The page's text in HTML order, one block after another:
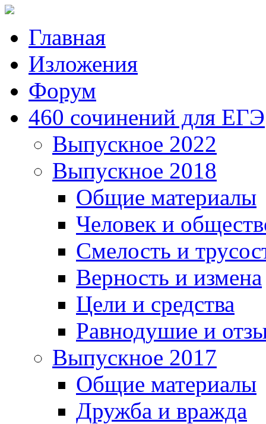
Главная
Изложения
Форум
460 сочинений для ЕГЭ
Выпускное 2022
Выпускное 2018
Общие материалы
Человек и
Смелость и
Верность и измена
Цели и средства
Равнодушие и
Выпускное 2017
Общие материалы
Дружба и вражда